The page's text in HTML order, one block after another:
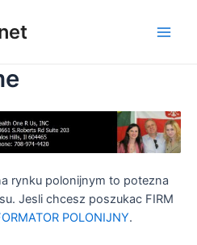
rynku polonijnym to potezna
Jesli chcesz poszukac FIRM
POLONIJNY.